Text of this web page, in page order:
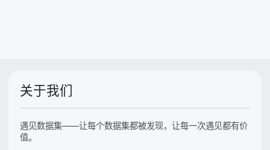
关于我们
遇见数据集——让每个数据集都被发现，让每一次遇见都有价
值。